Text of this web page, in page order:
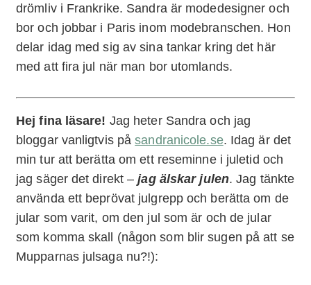
drömliv i Frankrike. Sandra är modedesigner och
bor och jobbar i Paris inom modebranschen. Hon
delar idag med sig av sina tankar kring det här
med att fira jul när man bor utomlands.
Hej fina läsare! Jag heter Sandra och jag
bloggar vanligtvis påsandranicole.se. Idag är det
min tur att berätta om ett reseminne i juletid och
jag säger det direkt – jag älskar julen. Jag tänkte
använda ett beprövat julgrepp och berätta om de
jular som varit, om den jul som är och de jular
som komma skall (någon som blir sugen på att se
Mupparnas julsaga nu?!):